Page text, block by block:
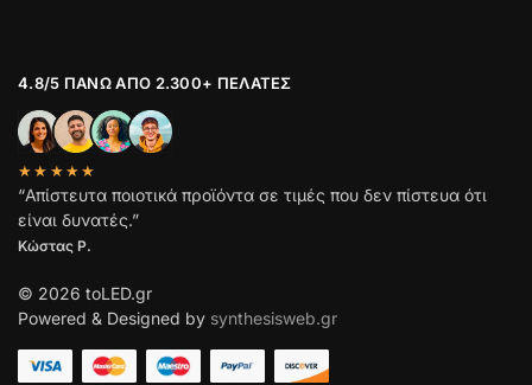
4.8/5 ΠΆΝΩ ΑΠΌ 2.300+ ΠΕΛΆΤΕΣ
★★★★★
“Απίστευτα ποιοτικά προϊόντα σε τιμές που δεν πίστευα ότι
είναι δυνατές.”
Κώστας Ρ.
© 2026 toLED.gr
Powered & Designed by synthesisweb.gr